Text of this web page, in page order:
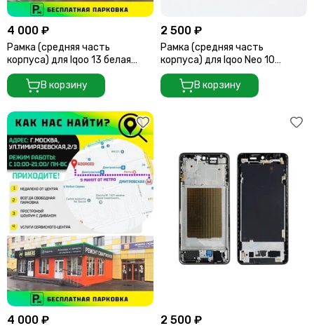
Считыватели, держатели SIM-карты, защелки батареи
Звонки, динамики и вибро
Шлейфы
Антенны
Проклейки дисплейного модуля
4 000 ₽
Рамка (средняя часть
корпуса) для Iqoo 13 белая
(White)
В корзину
2 500 ₽
Рамка (средняя часть
корпуса) для Iqoo Neo 10
Китайская версия Белая/
Оранжевая (White/Orange)
В корзину
4 000 ₽ 2 500 ₽